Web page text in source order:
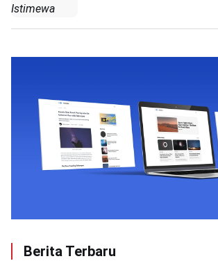
Istimewa
Berita Terbaru